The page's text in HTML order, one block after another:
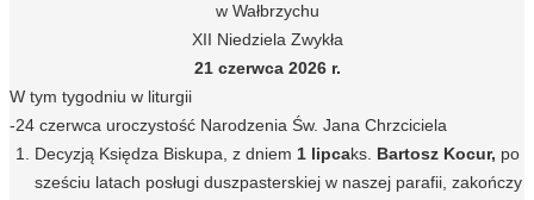
w Wałbrzychu
XII Niedziela Zwykła
21 czerwca 2026 r.
W tym tygodniu w liturgii
-24 czerwca uroczystość Narodzenia Św. Jana Chrzciciela
Decyzją Księdza Biskupa, z dniem 1 lipcaks. Bartosz Kocur, po
sześciu latach posługi duszpasterskiej w naszej parafii, zakończy